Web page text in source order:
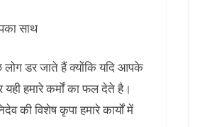
लोग डर जाते हैं क्योंकि यदि आपके
हमारे कर्मों का फल देते है।
की विशेष कृपा हमारे कार्यों में